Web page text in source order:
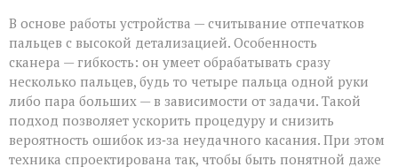
В основе работы устройства — считывание отпечатков
пальцев с высокой детализацией. Особенность
сканера — гибкость: он умеет обрабатывать сразу
несколько пальцев, будь то четыре пальца одной руки
либо пара больших — в зависимости от задачи. Такой
подход позволяет ускорить процедуру и снизить
вероятность ошибок из‑за неудачного касания. При этом
техника спроектирована так, чтобы быть понятной даже